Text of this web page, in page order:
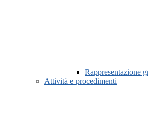
Rappresentazione
Attività e procedimenti